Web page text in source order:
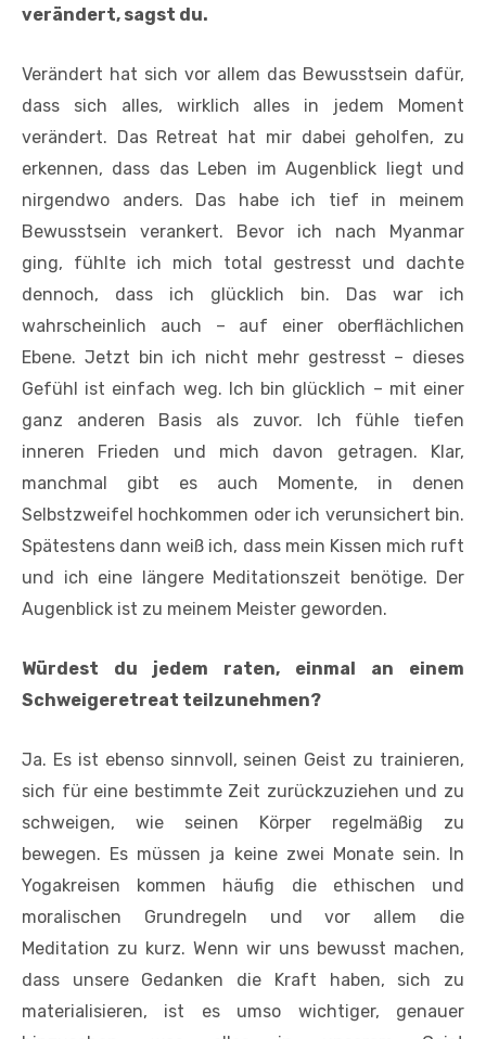
verändert, sagst du.
Verändert hat sich vor allem das Bewusstsein dafür,
dass sich alles, wirklich alles in jedem Moment
verändert. Das Retreat hat mir dabei geholfen, zu
erkennen, dass das Leben im Augenblick liegt und
nirgendwo anders. Das habe ich tief in meinem
Bewusstsein verankert. Bevor ich nach Myanmar
ging, fühlte ich mich total gestresst und dachte
dennoch, dass ich glücklich bin. Das war ich
wahrscheinlich auch – auf einer oberflächlichen
Ebene. Jetzt bin ich nicht mehr gestresst – dieses
Gefühl ist einfach weg. Ich bin glücklich – mit einer
ganz anderen Basis als zuvor. Ich fühle tiefen
inneren Frieden und mich davon getragen. Klar,
manchmal gibt es auch Momente, in denen
Selbstzweifel hochkommen oder ich verunsichert bin.
Spätestens dann weiß ich, dass mein Kissen mich ruft
und ich eine längere Meditationszeit benötige. Der
Augenblick ist zu meinem Meister geworden.
Würdest du jedem raten, einmal an einem
Schweigeretreat teilzunehmen?
Ja. Es ist ebenso sinnvoll, seinen Geist zu trainieren,
sich für eine bestimmte Zeit zurückzuziehen und zu
schweigen, wie seinen Körper regelmäßig zu
bewegen. Es müssen ja keine zwei Monate sein. In
Yogakreisen kommen häufig die ethischen und
moralischen Grundregeln und vor allem die
Meditation zu kurz. Wenn wir uns bewusst machen,
dass unsere Gedanken die Kraft haben, sich zu
materialisieren, ist es umso wichtiger, genauer